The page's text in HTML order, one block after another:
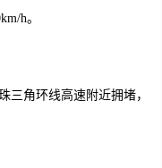
h。
三角环线高速附近拥堵，